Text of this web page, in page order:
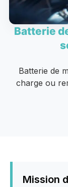
Batterie
Batterie de
charge ou
Mission